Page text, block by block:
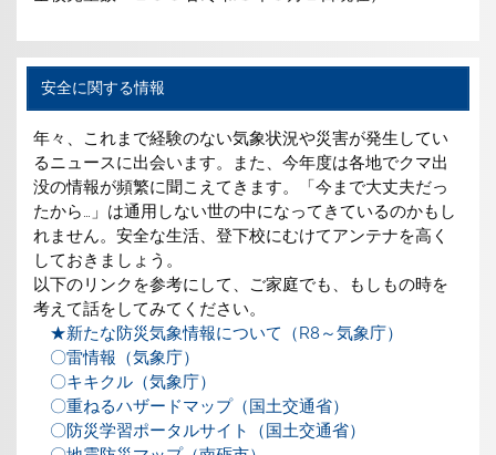
安全に関する情報
年々、これまで経験のない気象状況や災害が発生してい
るニュースに出会います。また、今年度は各地でクマ出
没の情報が頻繁に聞こえてきます。「今まで大丈夫だっ
たから…」は通用しない世の中になってきているのかもし
れません。安全な生活、登下校にむけてアンテナを高く
しておきましょう。
以下のリンクを参考にして、ご家庭でも、もしもの時を
考えて話をしてみてください。
★新たな防災気象情報について（R8～気象庁）
〇雷情報（気象庁）
〇キキクル（気象庁）
〇重ねるハザードマップ（国土交通省）
〇防災学習ポータルサイト（国土交通省）